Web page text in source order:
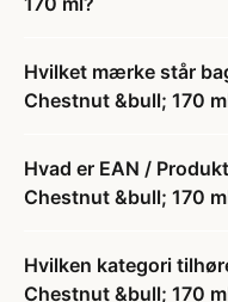
Hvilket mærke står
Chestnut &bull; 170
Hvad er EAN /
Chestnut &bull; 170
Hvilken kategori
Chestnut &bull; 170